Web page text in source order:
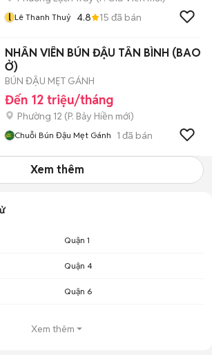
l Lê Thanh Thuỷ 4.8 15 đã bán
NHÂN VIÊN BÚN ĐẬU TÂN BÌNH (BAO
Ở)
BÚN ĐẬU MẸT GÁNH
Đến 12 triệu/tháng
Phường 12 (P. Bảy Hiền mới)
Chuỗi Bún Đậu Mẹt Gánh 1 đã bán
Xem thêm
Quận 1
Quận 4
Quận 6
Xem thêm